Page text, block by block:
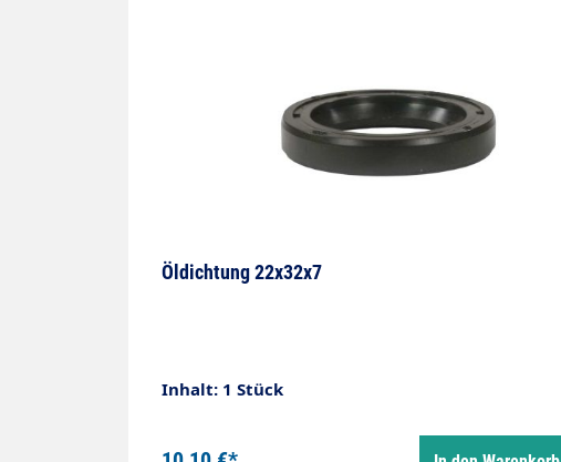
Öldichtung 22x32x7
Inhalt: 1 Stück